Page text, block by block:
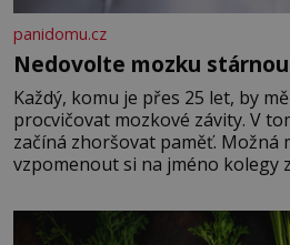
panidomu.cz
Nedovolte mozku
Každý, komu je přes 25 let, by
procvičovat mozkové závity. V
začíná zhoršovat paměť. Možná
vzpomenout si na jméno kolegy
Je to opravdu tak, s věkem jako
rozhodla stávkovat. Cvičte